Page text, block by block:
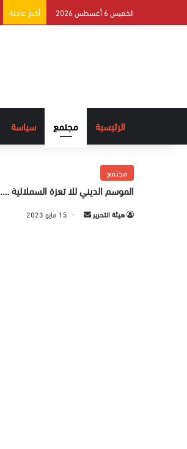
الخميس 6 أغسطس 2026 أخبار عاجلة
الرئيسية مجتمع سياسة
مجتمع
الموسم الديني للا تعزة السملالية ….
هيئة التحرير 15 مايو 2023